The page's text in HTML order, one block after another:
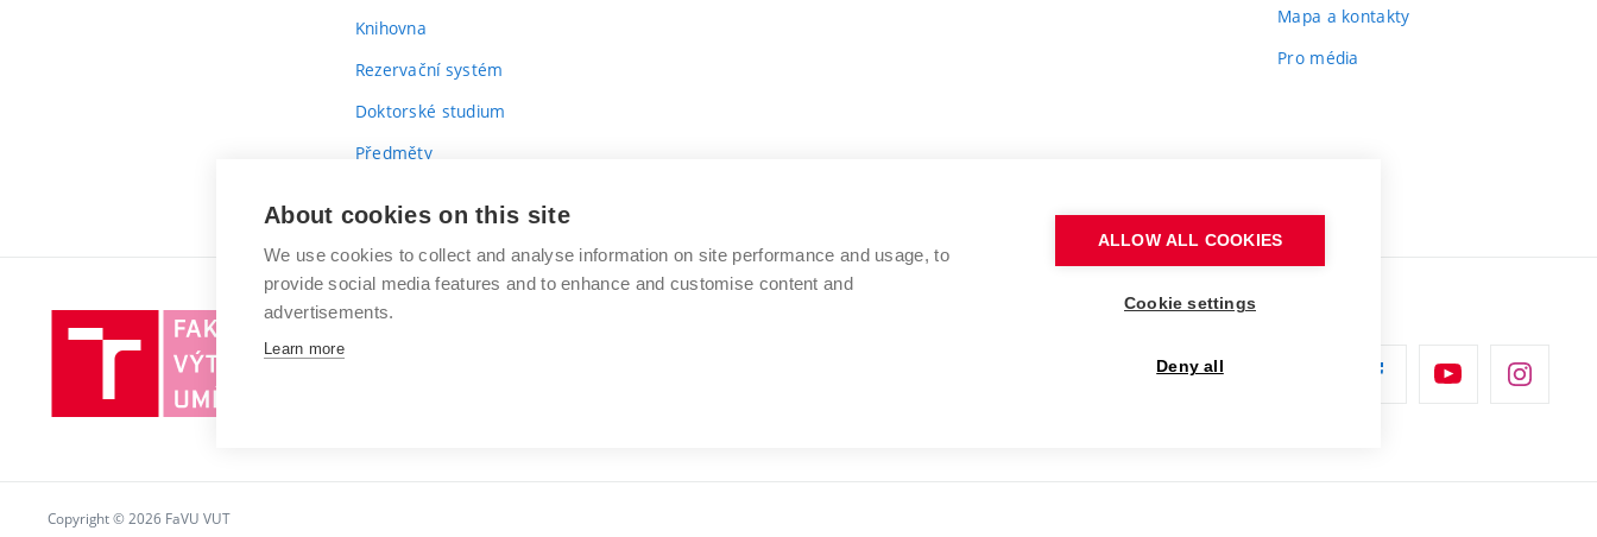
Knihovna
Rezervační systém
Doktorské studium
Předměty
Mapa a kontakty
Pro média
Vysoké
Copyright © 2026 FaVU VUT
About cookies on this site
We use cookies to collect and analyse information on site performance and usage, to
provide social media features and to enhance and customise content and
advertisements.
Learn more
ALLOW ALL COOKIES
Cookie settings
Deny all